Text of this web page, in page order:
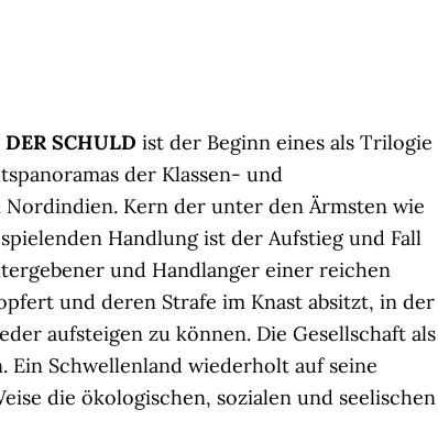
SCHULD ist der Beginn eines als Trilogie
der Klassen- und
Nordindien. Kern der unter den Ärmsten wie
Handlung ist der Aufstieg und Fall
und Handlanger einer reichen
und deren Strafe im Knast absitzt, in der
aufsteigen zu können. Die Gesellschaft als
Ein Schwellenland wiederholt auf seine
die ökologischen, sozialen und seelischen